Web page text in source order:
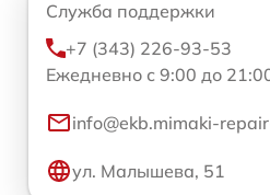
Служба поддержки
+7 (343) 226-93-53
Ежедневно с 9:00 до
info@ekb.mimaki-
ул. Малышева, 51